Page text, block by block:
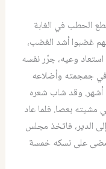
الحطب في الغابة
غضبوا أشد الغضب،
استعاد وعيه، جرّر نفسه
جمجمته وأضلاعه
أشهر. وقد شاب شعره
مشيته بعصا. فلما عاد
الدير، فاتخذ مجلس
على نسكه خمسة